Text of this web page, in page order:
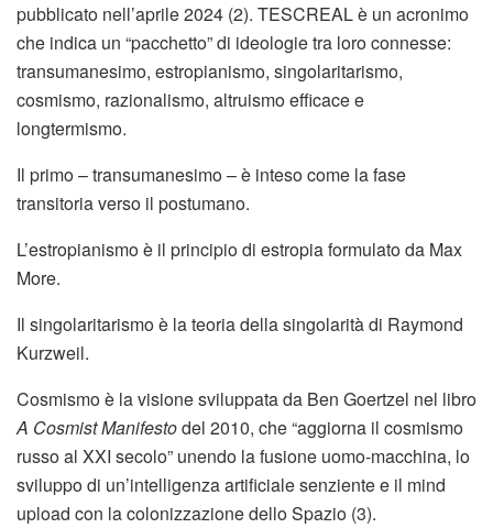
pubblicato nell’aprile 2024 (2). TESCREAL è un acronimo
che indica un “pacchetto” di ideologie tra loro connesse:
transumanesimo, estropianismo, singolaritarismo,
cosmismo, razionalismo, altruismo efficace e
longtermismo.
Il primo – transumanesimo – è inteso come la fase
transitoria verso il postumano.
L’estropianismo è il principio di estropia formulato da Max
More.
Il singolaritarismo è la teoria della singolarità di Raymond
Kurzweil.
Cosmismo è la visione sviluppata da Ben Goertzel nel libro
A Cosmist Manifestodel 2010, che “aggiorna il cosmismo
russo al XXI secolo” unendo la fusione uomo-macchina, lo
sviluppo di un’intelligenza artificiale senziente e il mind
upload con la colonizzazione dello Spazio (3).